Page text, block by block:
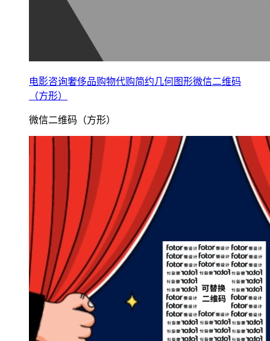
电影咨询奢侈品购物代购简约几何图形微信二维码
（方形）
微信二维码（方形）